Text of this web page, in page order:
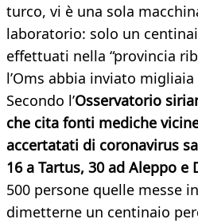
turco, vi è una sola
laboratorio: solo un
effettuati nella “provincia
l’Oms abbia inviato
Secondo l’Osservatorio
che cita fonti mediche
accertatati di coronavirus
16 a Tartus, 30 ad Aleppo e
500 persone quelle messe
dimetterne un centinaio